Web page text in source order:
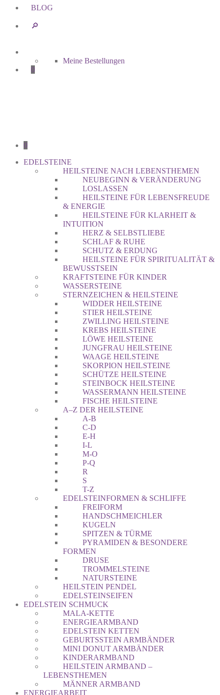
BLOG
🔎︎
Meine Bestellungen
0
0
EDELSTEINE
HEILSTEINE NACH LEBENSTHEMEN
NEUBEGINN & VERÄNDERUNG
LOSLASSEN
HEILSTEINE FÜR LEBENSFREUDE
& ENERGIE
HEILSTEINE FÜR KLARHEIT &
INTUITION
HERZ & SELBSTLIEBE
SCHLAF & RUHE
SCHUTZ & ERDUNG
HEILSTEINE FÜR SPIRITUALITÄT &
BEWUSSTSEIN
KRAFTSTEINE FÜR KINDER
WASSERSTEINE
STERNZEICHEN & HEILSTEINE
WIDDER HEILSTEINE
STIER HEILSTEINE
ZWILLING HEILSTEINE
KREBS HEILSTEINE
LÖWE HEILSTEINE
JUNGFRAU HEILSTEINE
WAAGE HEILSTEINE
SKORPION HEILSTEINE
SCHÜTZE HEILSTEINE
STEINBOCK HEILSTEINE
WASSERMANN HEILSTEINE
FISCHE HEILSTEINE
A–Z DER HEILSTEINE
A-B
C-D
E-H
I-L
M-O
P-Q
R
S
T-Z
EDELSTEINFORMEN & SCHLIFFE
FREIFORM
HANDSCHMEICHLER
KUGELN
SPITZEN & TÜRME
PYRAMIDEN & BESONDERE
FORMEN
DRUSE
TROMMELSTEINE
NATURSTEINE
HEILSTEIN PENDEL
EDELSTEINSEIFEN
EDELSTEIN SCHMUCK
MALA-KETTE
ENERGIEARMBAND
EDELSTEIN KETTEN
GEBURTSSTEIN ARMBÄNDER
MINI DONUT ARMBÄNDER
KINDERARMBAND
HEILSTEIN ARMBAND –
LEBENSTHEMEN
MÄNNER ARMBAND
ENERGIEARBEIT